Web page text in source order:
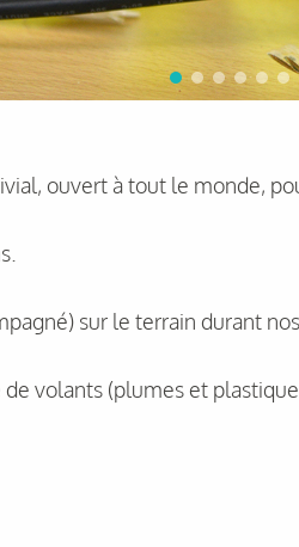
ouvert à tout le monde,
sur le terrain durant
volants (plumes et